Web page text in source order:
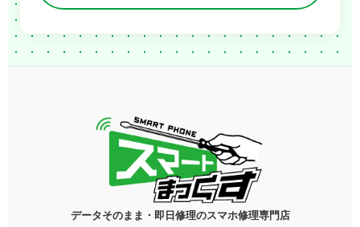
データそのまま・即日修理のスマホ修理専門店